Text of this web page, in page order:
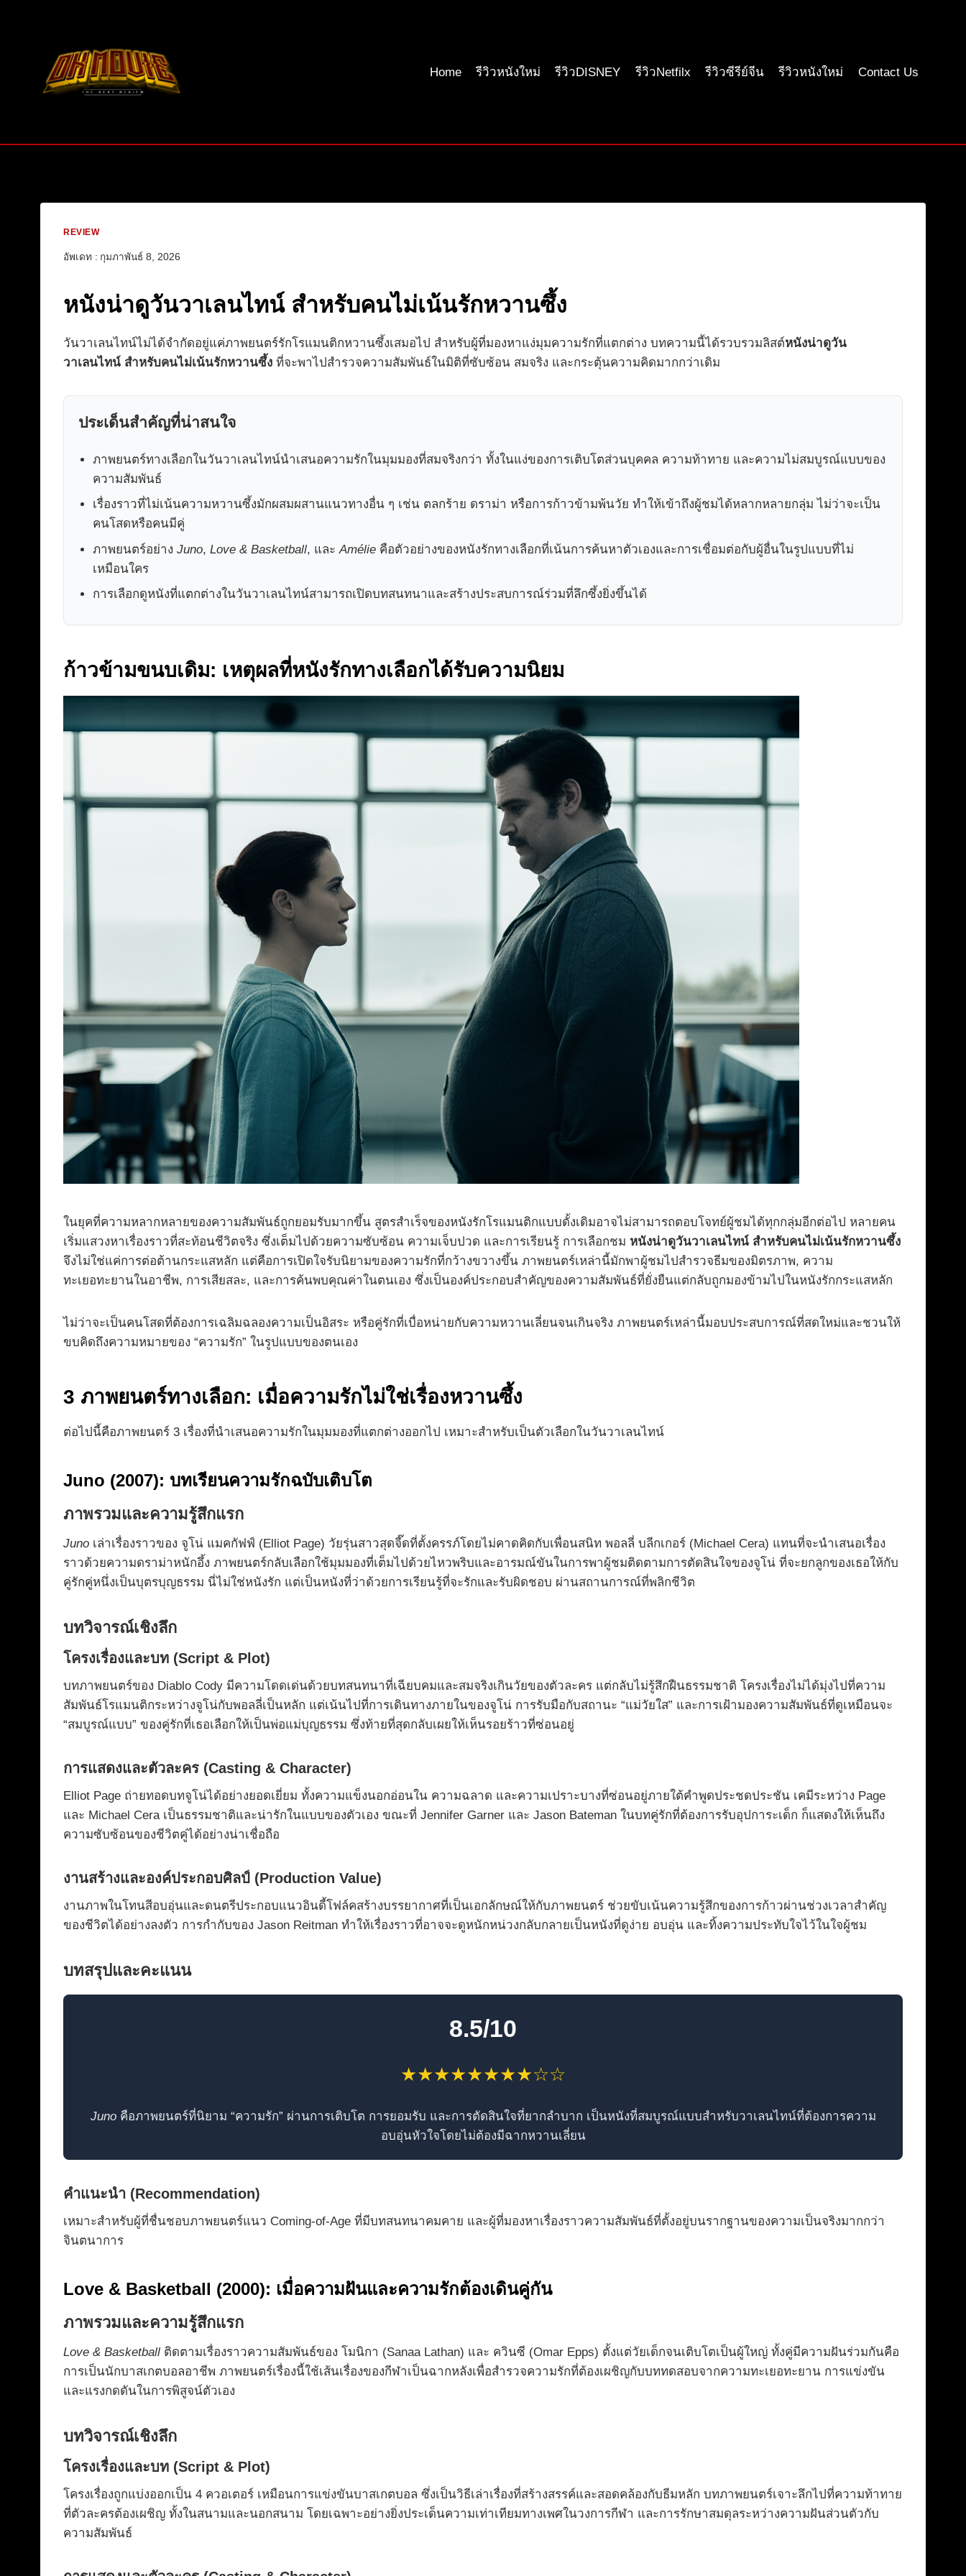
Home
รีวิวหนังใหม่ รีวิวDISNEY รีวิวNetfilx รีวิวซีรีย์จีน รีวิวหนังใหม่ Contact Us
REVIEW
อัพเดท : กุมภาพันธ์ 8, 2026
หนังน่าดูวันวาเลนไทน์ สำหรับคนไม่เน้นรักหวานซึ้ง
วันวาเลนไทน์ไม่ได้จำกัดอยู่แค่ภาพยนตร์รักโรแมนติกหวานซึ้งเสมอไป สำหรับผู้ที่มองหาแง่มุมความรักที่แตกต่าง บทความนี้ได้รวบรวมลิสต์หนังน่าดูวัน
วาเลนไทน์ สำหรับคนไม่เน้นรักหวานซึ้ง ที่จะพาไปสำรวจความสัมพันธ์ในมิติที่ซับซ้อน สมจริง และกระตุ้นความคิดมากกว่าเดิม
ประเด็นสำคัญที่น่าสนใจ
ภาพยนตร์ทางเลือกในวันวาเลนไทน์นำเสนอความรักในมุมมองที่สมจริงกว่า ทั้งในแง่ของการเติบโตส่วนบุคคล ความท้าทาย และความไม่สมบูรณ์แบบของ
ความสัมพันธ์
เรื่องราวที่ไม่เน้นความหวานซึ้งมักผสมผสานแนวทางอื่น ๆ เช่น ตลกร้าย ดราม่า หรือการก้าวข้ามพ้นวัย ทำให้เข้าถึงผู้ชมได้หลากหลายกลุ่ม ไม่ว่าจะเป็น
คนโสดหรือคนมีคู่
ภาพยนตร์อย่าง Juno, Love & Basketball, และAmélie คือตัวอย่างของหนังรักทางเลือกที่เน้นการค้นหาตัวเองและการเชื่อมต่อกับผู้อื่นในรูปแบบที่ไม่
เหมือนใคร
การเลือกดูหนังที่แตกต่างในวันวาเลนไทน์สามารถเปิดบทสนทนาและสร้างประสบการณ์ร่วมที่ลึกซึ้งยิ่งขึ้นได้
ก้าวข้ามขนบเดิม: เหตุผลที่หนังรักทางเลือกได้รับความนิยม
ในยุคที่ความหลากหลายของความสัมพันธ์ถูกยอมรับมากขึ้น สูตรสำเร็จของหนังรักโรแมนติกแบบดั้งเดิมอาจไม่สามารถตอบโจทย์ผู้ชมได้ทุกกลุ่มอีกต่อไป หลายคน
เริ่มแสวงหาเรื่องราวที่สะท้อนชีวิตจริง ซึ่งเต็มไปด้วยความซับซ้อน ความเจ็บปวด และการเรียนรู้ การเลือกชม หนังน่าดูวันวาเลนไทน์ สำหรับคนไม่เน้นรักหวานซึ้ง
จึงไม่ใช่แค่การต่อต้านกระแสหลัก แต่คือการเปิดใจรับนิยามของความรักที่กว้างขวางขึ้น ภาพยนตร์เหล่านี้มักพาผู้ชมไปสำรวจธีมของมิตรภาพ, ความ
ทะเยอทะยานในอาชีพ, การเสียสละ, และการค้นพบคุณค่าในตนเอง ซึ่งเป็นองค์ประกอบสำคัญของความสัมพันธ์ที่ยั่งยืนแต่กลับถูกมองข้ามไปในหนังรักกระแสหลัก
ไม่ว่าจะเป็นคนโสดที่ต้องการเฉลิมฉลองความเป็นอิสระ หรือคู่รักที่เบื่อหน่ายกับความหวานเลี่ยนจนเกินจริง ภาพยนตร์เหล่านี้มอบประสบการณ์ที่สดใหม่และชวนให้
ขบคิดถึงความหมายของ “ความรัก” ในรูปแบบของตนเอง
3 ภาพยนตร์ทางเลือก: เมื่อความรักไม่ใช่เรื่องหวานซึ้ง
ต่อไปนี้คือภาพยนตร์ 3 เรื่องที่นำเสนอความรักในมุมมองที่แตกต่างออกไป เหมาะสำหรับเป็นตัวเลือกในวันวาเลนไทน์
Juno (2007): บทเรียนความรักฉบับเติบโต
ภาพรวมและความรู้สึกแรก
Juno เล่าเรื่องราวของ จูโน่ แมคกัฟฟ์ (Elliot Page) วัยรุ่นสาวสุดจี๊ดที่ตั้งครรภ์โดยไม่คาดคิดกับเพื่อนสนิท พอลลี่ บลีกเกอร์ (Michael Cera) แทนที่จะนำเสนอเรื่อง
ราวด้วยความดราม่าหนักอึ้ง ภาพยนตร์กลับเลือกใช้มุมมองที่เต็มไปด้วยไหวพริบและอารมณ์ขันในการพาผู้ชมติดตามการตัดสินใจของจูโน่ ที่จะยกลูกของเธอให้กับ
คู่รักคู่หนึ่งเป็นบุตรบุญธรรม นี่ไม่ใช่หนังรัก แต่เป็นหนังที่ว่าด้วยการเรียนรู้ที่จะรักและรับผิดชอบ ผ่านสถานการณ์ที่พลิกชีวิต
บทวิจารณ์เชิงลึก
โครงเรื่องและบท (Script & Plot)
บทภาพยนตร์ของ Diablo Cody มีความโดดเด่นด้วยบทสนทนาที่เฉียบคมและสมจริงเกินวัยของตัวละคร แต่กลับไม่รู้สึกฝืนธรรมชาติ โครงเรื่องไม่ได้มุ่งไปที่ความ
สัมพันธ์โรแมนติกระหว่างจูโน่กับพอลลี่เป็นหลัก แต่เน้นไปที่การเดินทางภายในของจูโน่ การรับมือกับสถานะ “แม่วัยใส” และการเฝ้ามองความสัมพันธ์ที่ดูเหมือนจะ
“สมบูรณ์แบบ” ของคู่รักที่เธอเลือกให้เป็นพ่อแม่บุญธรรม ซึ่งท้ายที่สุดกลับเผยให้เห็นรอยร้าวที่ซ่อนอยู่
การแสดงและตัวละคร (Casting & Character)
Elliot Page ถ่ายทอดบทจูโน่ได้อย่างยอดเยี่ยม ทั้งความแข็งนอกอ่อนใน ความฉลาด และความเปราะบางที่ซ่อนอยู่ภายใต้คำพูดประชดประชัน เคมีระหว่าง Page
และ Michael Cera เป็นธรรมชาติและน่ารักในแบบของตัวเอง ขณะที่ Jennifer Garner และ Jason Bateman ในบทคู่รักที่ต้องการรับอุปการะเด็ก ก็แสดงให้เห็นถึง
ความซับซ้อนของชีวิตคู่ได้อย่างน่าเชื่อถือ
งานสร้างและองค์ประกอบศิลป์ (Production Value)
งานภาพในโทนสีอบอุ่นและดนตรีประกอบแนวอินดี้โฟล์คสร้างบรรยากาศที่เป็นเอกลักษณ์ให้กับภาพยนตร์ ช่วยขับเน้นความรู้สึกของการก้าวผ่านช่วงเวลาสำคัญ
ของชีวิตได้อย่างลงตัว การกำกับของ Jason Reitman ทำให้เรื่องราวที่อาจจะดูหนักหน่วงกลับกลายเป็นหนังที่ดูง่าย อบอุ่น และทิ้งความประทับใจไว้ในใจผู้ชม
บทสรุปและคะแนน
8.5/10
★★★★★★★★☆☆
Junoคือภาพยนตร์ที่นิยาม “ความรัก” ผ่านการเติบโต การยอมรับ และการตัดสินใจที่ยากลำบาก เป็นหนังที่สมบูรณ์แบบสำหรับวาเลนไทน์ที่ต้องการความ
อบอุ่นหัวใจโดยไม่ต้องมีฉากหวานเลี่ยน
คำแนะนำ (Recommendation)
เหมาะสำหรับผู้ที่ชื่นชอบภาพยนตร์แนว Coming-of-Age ที่มีบทสนทนาคมคาย และผู้ที่มองหาเรื่องราวความสัมพันธ์ที่ตั้งอยู่บนรากฐานของความเป็นจริงมากกว่า
จินตนาการ
Love & Basketball (2000): เมื่อความฝันและความรักต้องเดินคู่กัน
ภาพรวมและความรู้สึกแรก
Love & Basketball ติดตามเรื่องราวความสัมพันธ์ของ โมนิกา (Sanaa Lathan) และ ควินซี (Omar Epps) ตั้งแต่วัยเด็กจนเติบโตเป็นผู้ใหญ่ ทั้งคู่มีความฝันร่วมกันคือ
การเป็นนักบาสเกตบอลอาชีพ ภาพยนตร์เรื่องนี้ใช้เส้นเรื่องของกีฬาเป็นฉากหลังเพื่อสำรวจความรักที่ต้องเผชิญกับบททดสอบจากความทะเยอทะยาน การแข่งขัน
และแรงกดดันในการพิสูจน์ตัวเอง
บทวิจารณ์เชิงลึก
โครงเรื่องและบท (Script & Plot)
โครงเรื่องถูกแบ่งออกเป็น 4 ควอเตอร์ เหมือนการแข่งขันบาสเกตบอล ซึ่งเป็นวิธีเล่าเรื่องที่สร้างสรรค์และสอดคล้องกับธีมหลัก บทภาพยนตร์เจาะลึกไปที่ความท้าทาย
ที่ตัวละครต้องเผชิญ ทั้งในสนามและนอกสนาม โดยเฉพาะอย่างยิ่งประเด็นความเท่าเทียมทางเพศในวงการกีฬา และการรักษาสมดุลระหว่างความฝันส่วนตัวกับ
ความสัมพันธ์